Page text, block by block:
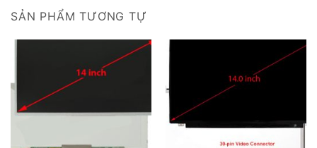
SẢN PHẨM TƯƠNG TỰ